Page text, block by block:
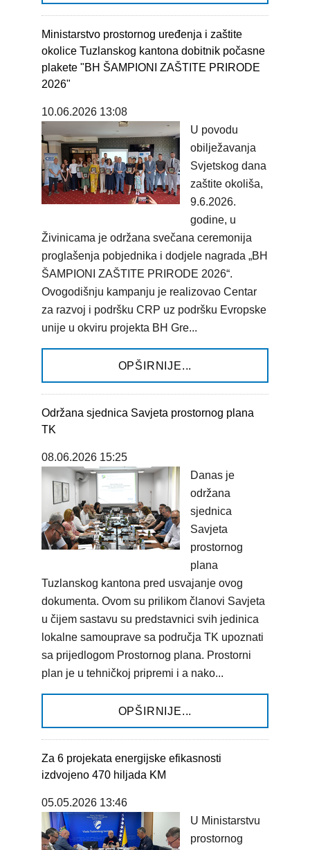
Ministarstvo prostornog uređenja i zaštite
okolice Tuzlanskog kantona dobitnik počasne
plakete "BH ŠAMPIONI ZAŠTITE PRIRODE
2026"
10.06.2026 13:08
U povodu
obilježavanja
Svjetskog dana
zaštite okoliša,
9.6.2026.
godine, u
Živinicama je održana svečana ceremonija
proglašenja pobjednika i dodjele nagrada „BH
ŠAMPIONI ZAŠTITE PRIRODE 2026“.
Ovogodišnju kampanju je realizovao Centar
za razvoj i podršku CRP uz podršku Evropske
unije u okviru projekta BH Gre...
OPŠIRNIJE...
Održana sjednica Savjeta prostornog plana
TK
08.06.2026 15:25
Danas je
održana
sjednica
Savjeta
prostornog
plana
Tuzlanskog kantona pred usvajanje ovog
dokumenta. Ovom su prilikom članovi Savjeta
u čijem sastavu su predstavnici svih jedinica
lokalne samouprave sa područja TK upoznati
sa prijedlogom Prostornog plana. Prostorni
plan je u tehničkoj pripremi i a nako...
OPŠIRNIJE...
Za 6 projekata energijske efikasnosti
izdvojeno 470 hiljada KM
05.05.2026 13:46
U Ministarstvu
prostornog